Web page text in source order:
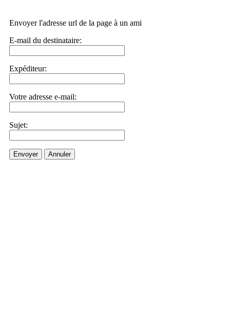
Envoyer l'adresse url de la page à un ami
E-mail du destinataire:
Expéditeur:
Votre adresse e-mail:
Sujet:
Envoyer Annuler